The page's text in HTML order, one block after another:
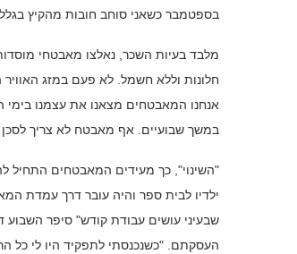
בספטמבר כשאני סוחב חובות מהקיץ
מלבד בעיות השכר, נאלצו מאבטחי
חלונות וללא חשמל. לא פעם במזג
אנחנו המאבטחים מצאנו את עצמנו בימי
במשך שבועיים. אף מאבטח לא צריך
"השינוי", כך מעידים המאבטחים התחיל
ילדיו לבית ספר והיה עובר דרך עמדת
שבעיני עושים עבודת קודש" סיפר
העסקתם. "כשנכנסתי לתפקיד היו לי כל